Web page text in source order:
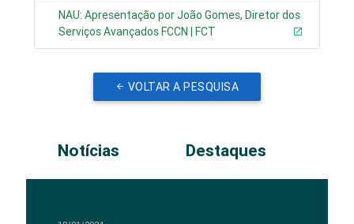
NAU: Apresentação por João Gomes, Diretor dos
Serviços Avançados FCCN | FCT
VOLTAR A PESQUISA
Notícias Destaques